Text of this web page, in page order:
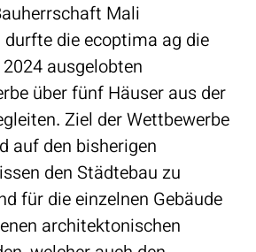
Mali
die ecoptima ag die
ausgelobten
über fünf Häuser aus der
Ziel der Wettbewerbe
auf den bisherigen
den Städtebau zu
für die einzelnen Gebäude
architektonischen